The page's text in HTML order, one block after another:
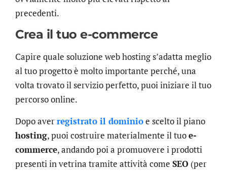
precedenti.
Crea il tuo e-commerce
Capire quale soluzione web hosting s’adatta meglio
al tuo progetto è molto importante perché, una
volta trovato il servizio perfetto, puoi iniziare il tuo
percorso online.
Dopo averregistrato il dominioe scelto il piano
hosting, puoi costruire materialmente il tuoe-
commerce, andando poi a promuovere i prodotti
presenti in vetrina tramite attività come SEO (per